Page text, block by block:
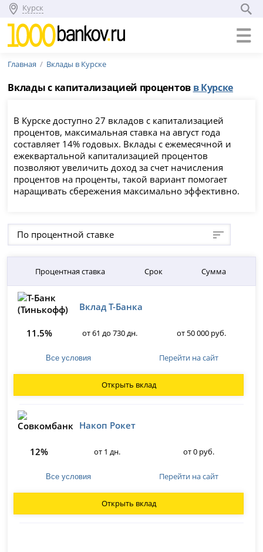
Курск
Главная Вклады в Курске
Вклады с капитализацией процентов в Курске
В Курске доступно 27 вкладов с капитализацией
процентов, максимальная ставка на август года
составляет 14% годовых. Вклады с ежемесячной и
ежеквартальной капитализацией процентов
позволяют увеличить доход за счет начисления
процентов на проценты, такой вариант помогает
наращивать сбережения максимально эффективно.
По процентной ставке
Процентная ставка Срок Сумма
Вклад Т-Банка
11.5% от 61 до 730 дн. от 50 000 руб.
Все условия Перейти на сайт
Открыть вклад
Накоп Рокет
12% от 1 дн. от 0 руб.
Все условия Перейти на сайт
Открыть вклад